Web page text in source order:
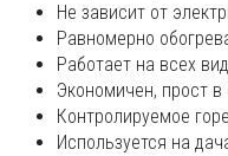
Не зависит от
Равномерно
Работает на всех
Экономичен, прост
Контролируемое
Используется на